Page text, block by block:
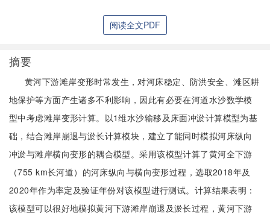
阅读全文PDF
摘要
黄河下游滩岸变形时常发生，对河床稳定、防洪安全、滩区耕
地保护等方面产生诸多不利影响，因此有必要在河道水沙数学模
型中考虑滩岸变形计算。以1维水沙输移及床面冲淤计算模型为基
础，结合滩岸崩退与淤长计算模块，建立了能同时模拟河床纵向
冲淤与滩岸横向变形的耦合模型。采用该模型计算了黄河全下游
（755 km长河道）的河床纵向与横向变形过程，选取2018年及
2020年作为率定及验证年份对该模型进行测试。计算结果表明：
该模型可以很好地模拟黄河下游滩岸崩退及淤长过程，黄河下游